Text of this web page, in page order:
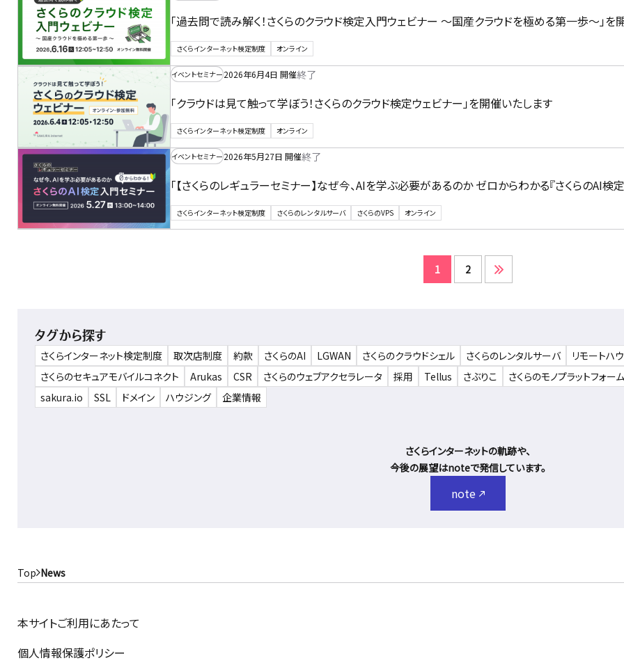
「過去問で読み解く！さくらのクラウド検定入門ウェビナー ～国産クラウドを極める第一歩～」を
さくらインターネット検定制度 オンライン
イベントセミナー2026年6月4日 開催終了
「クラウドは見て触って学ぼう！さくらのクラウド検定ウェビナー」を開催いたします
さくらインターネット検定制度 オンライン
イベントセミナー2026年5月27日 開催終了
「【さくらのレギュラーセミナー】なぜ今、AIを学ぶ必要があるのか ゼロからわかる『さくらのAI検
さくらインターネット検定制度 さくらのレンタルサーバ さくらのVPS オンライン
1 2
タグから探す
さくらインターネット検定制度 取次店制度 約款 さくらのAI LGWAN さくらのクラウドシェル さくらのレンタルサーバ リモートハ
さくらのセキュアモバイルコネクト
Arukas CSR さくらのウェブアクセラレータ 採用 Tellus さぶりこ さくらのモノプラットフォーム
sakura.io
SSL ドメイン ハウジング 企業情報
さくらインターネットの軌跡や、
今後の展望はnoteで発信しています。
note
Top News
本サイトご利用にあたって
個人情報保護ポリシー